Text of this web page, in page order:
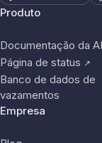
Produto
Documentação da
Página de status ↗
Banco de dados de
vazamentos
Empresa